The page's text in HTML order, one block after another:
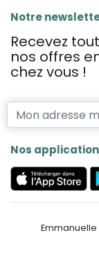
Notre
Recevez
nos offres
chez vous !
Nos
Emmanuelle